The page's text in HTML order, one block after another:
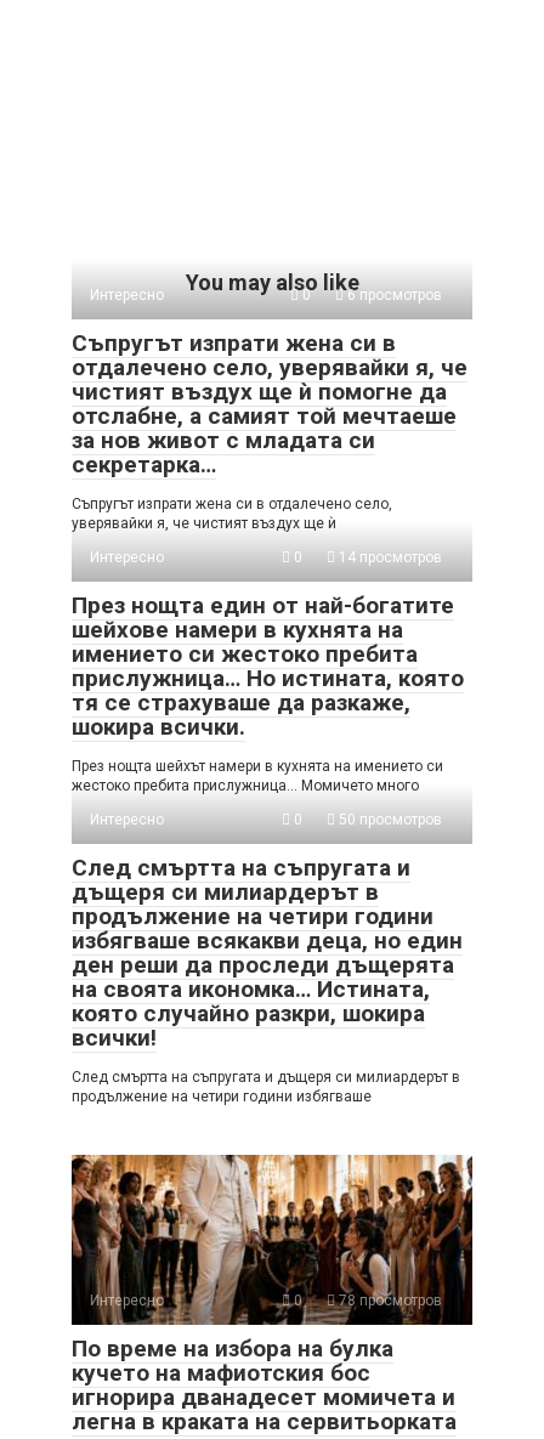
You may also like
Интересно 0 6 просмотров
Съпругът изпрати жена си в
отдалечено село, уверявайки я, че
чистият въздух ще ѝ помогне да
отслабне, а самият той мечтаеше
за нов живот с младата си
секретарка…
Съпругът изпрати жена си в отдалечено село,
уверявайки я, че чистият въздух ще ѝ
Интересно
0 14 просмотров
През нощта един от най-богатите
шейхове намери в кухнята на
имението си жестоко пребита
прислужница… Но истината, която
тя се страхуваше да разкаже,
шокира всички.
През нощта шейхът намери в кухнята на имението си
жестоко пребита прислужница… Момичето много
Интересно
0 50 просмотров
След смъртта на съпругата и
дъщеря си милиардерът в
продължение на четири години
избягваше всякакви деца, но един
ден реши да проследи дъщерята
на своята икономка… Истината,
която случайно разкри, шокира
всички!
След смъртта на съпругата и дъщеря си милиардерът в
продължение на четири години избягваше
Интересно 0 78 просмотров
По време на избора на булка
кучето на мафиотския бос
игнорира дванадесет момичета и
легна в краката на сервитьорката